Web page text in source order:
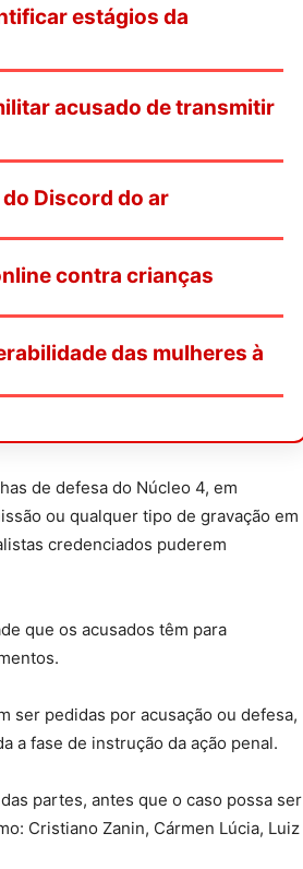
estágios da
acusado de transmitir
Discord do ar
contra crianças
das mulheres à
de defesa do Núcleo 4, em
ou qualquer tipo de gravação em
credenciados puderem
que os acusados têm para
ser pedidas por acusação ou defesa,
a fase de instrução da ação penal.
partes, antes que o caso possa ser
Cristiano Zanin, Cármen Lúcia, Luiz